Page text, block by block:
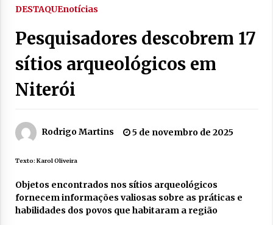
DESTAQUEnotícias
Pesquisadores descobrem 17
sítios arqueológicos em
Niterói
Rodrigo Martins 5 de novembro de 2025
Texto: Karol Oliveira
Objetos encontrados nos sítios arqueológicos
fornecem informações valiosas sobre as práticas e
habilidades dos povos que habitaram a região